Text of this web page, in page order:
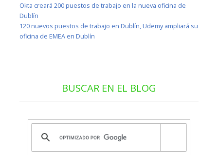
Okta creará 200 puestos de trabajo en la nueva oficina de
Dublín
120 nuevos puestos de trabajo en Dublín, Udemy ampliará su
oficina de EMEA en Dublín
BUSCAR EN EL BLOG